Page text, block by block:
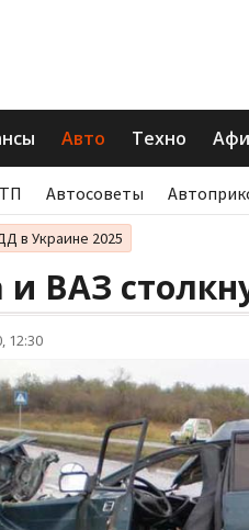
Авто Техно
Автосоветы
в Украине 2025
и ВАЗ
12:30